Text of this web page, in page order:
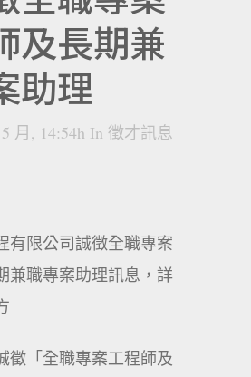
及長期兼
助理
月, 14:54h In 徵才訊息
有限公司誠徵全職專案
兼職專案助理訊息，詳
徵「全職專案工程師及